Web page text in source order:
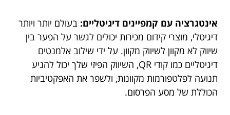
אינטגרציה עם קמפיינים דיגיטליים: בעולם יותר ויותר
דיגיטלי, מוצרי קידום מכירות יכולים לגשר על הפער בין
שיווק לא מקוון לשיווק מקוון. על ידי שילוב אלמנטים
דיגיטליים כמו קודי QR, השיווק הפיזי שלך יכול להניע
תנועה לפלטפורמות מקוונות, ולשפר את האפקטיביות
הכוללת של מסע הפרסום.